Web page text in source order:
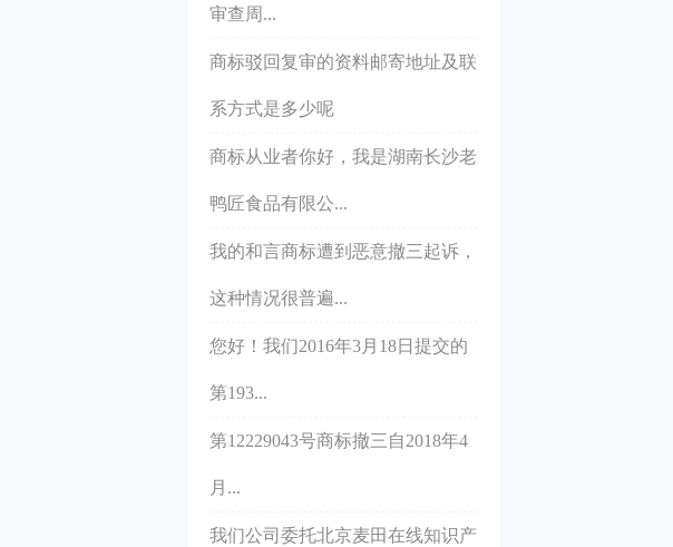
审查周...
商标驳回复审的资料邮寄地址及联
系方式是多少呢
商标从业者你好，我是湖南长沙老
鸭匠食品有限公...
我的和言商标遭到恶意撤三起诉，
这种情况很普遍...
您好！我们2016年3月18日提交的
第193...
第12229043号商标撤三自2018年4
月...
我们公司委托北京麦田在线知识产